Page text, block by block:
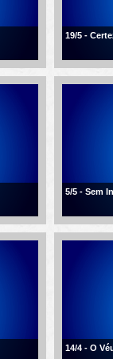
19/5 -
5/5 - Sem
14/4 - O